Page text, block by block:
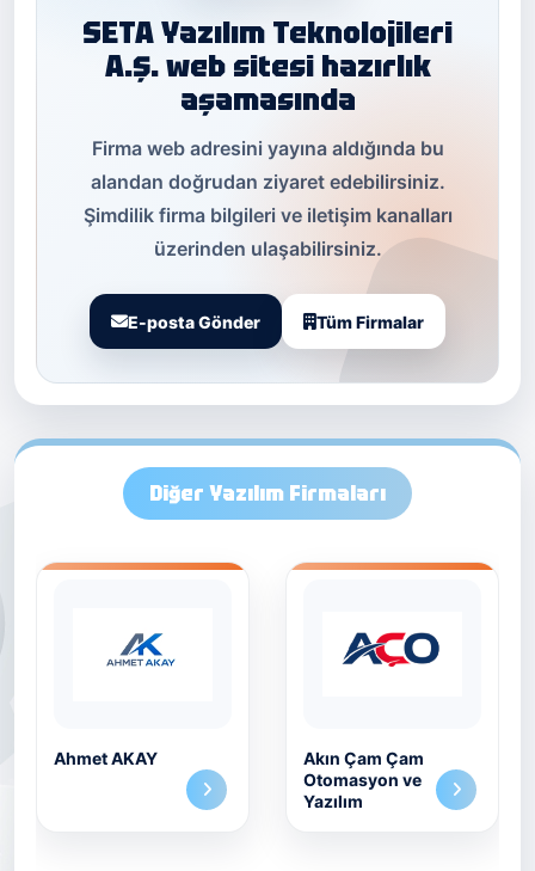
SETA Yazılım Teknolojileri
A.Ş. web sitesi hazırlık
aşamasında
Firma web adresini yayına aldığında bu
alandan doğrudan ziyaret edebilirsiniz.
Şimdilik firma bilgileri ve iletişim kanalları
üzerinden ulaşabilirsiniz.
E-posta Gönder Tüm Firmalar
Diğer Yazılım Firmaları
Ahmet AKAY
Akın Çam Çam
Otomasyon ve
Yazılım